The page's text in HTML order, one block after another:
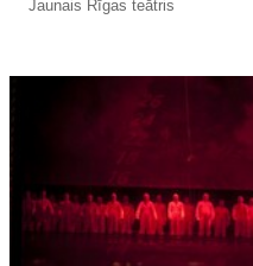
Jaunais Rīgas teātris